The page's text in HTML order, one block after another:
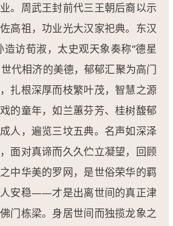
。周武王封前代三王朝后裔以示
高祖，功业光大汉家祀典。东汉
访荀淑，太史观天象奏称“德星
代相济的美德，郁郁汇聚为高门
扎根深厚而枝繁叶茂，智慧之源
的童年，如兰蕙芬芳、桂树馥郁
人，遍览三坟五典。名声如深泽
面对真谛而久久伫立凝望，回顾
中华美的罗网，是世俗荣华的羁
安稳——才是出离世间的真正津
门栋梁。身居世间而独揽龙象之